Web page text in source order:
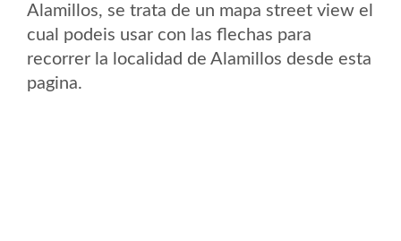
Alamillos, se trata de un mapa street view el
cual podeis usar con las flechas para
recorrer la localidad de Alamillos desde esta
pagina.